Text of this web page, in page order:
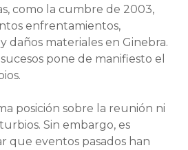
como la cumbre de 2003,
enfrentamientos,
daños materiales en Ginebra.
pone de manifiesto el
posición sobre la reunión ni
Sin embargo, es
que eventos pasados ​​han